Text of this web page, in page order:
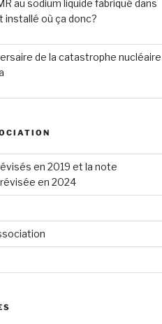
au sodium liquide fabriqué dans
installé où ça donc?
de la catastrophe nucléaire
en 2019 et la note
en 2024